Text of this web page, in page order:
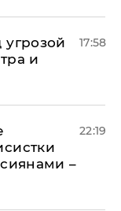
и
17:58
–
22:19